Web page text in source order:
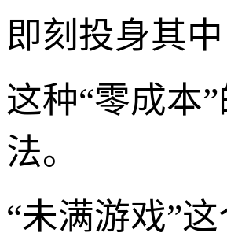
即刻投身其
这种“零成本
法。
“未满游戏”